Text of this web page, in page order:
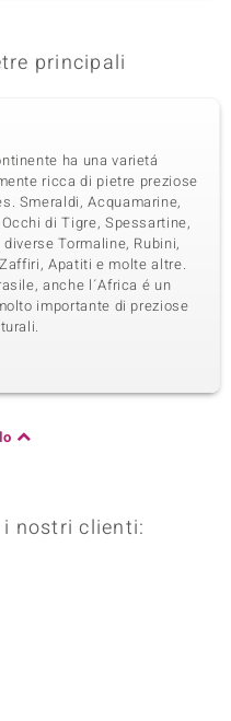
principali
ha una varietá
ricca di pietre preziose
Smeraldi, Acquamarine,
di Tigre, Spessartine,
Tormaline, Rubini,
Apatiti e molte altre.
anche l´Africa é un
importante di preziose
nostri clienti: